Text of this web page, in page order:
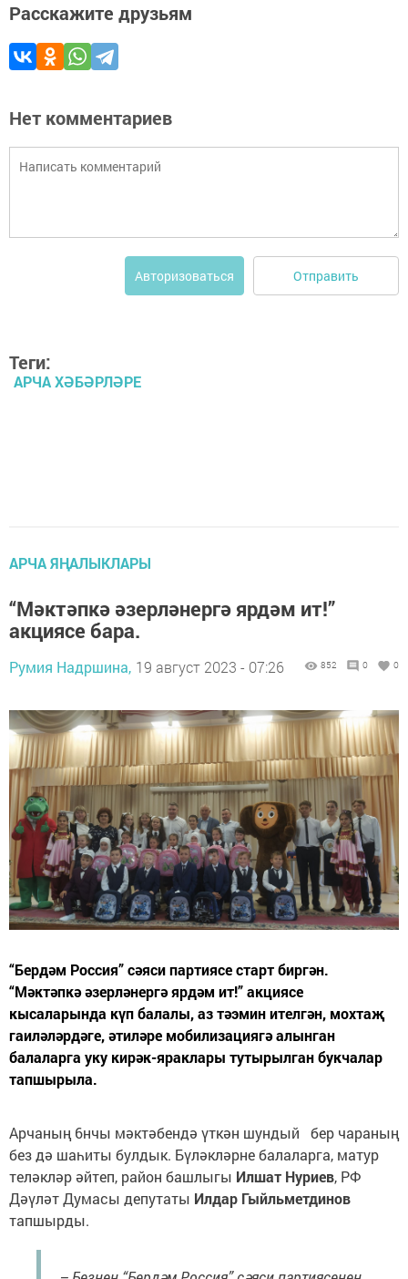
Расскажите друзьям
Нет комментариев
Авторизоваться Отправить
Теги:
АРЧА ХӘБӘРЛӘРЕ
АРЧА ЯҢАЛЫКЛАРЫ
“Мәктәпкә әзерләнергә ярдәм ит!”
акциясе бара.
Румия Надршина, 19 август 2023 - 07:26 852 0 0
“Бердәм Россия” сәяси партиясе старт биргән.
“Мәктәпкә әзерләнергә ярдәм ит!” акциясе
кысаларында күп балалы, аз тәэмин ителгән, мохтаҗ
гаиләләрдәге, әтиләре мобилизациягә алынган
балаларга уку кирәк-яраклары тутырылган букчалар
тапшырыла.
Арчаның 6нчы мәктәбендә үткән шундый бер чараның
без дә шаһиты булдык. Бүләкләрне балаларга, матур
теләкләр әйтеп, район башлыгы Илшат Нуриев, РФ
Дәүләт Думасы депутаты Илдар Гыйльметдинов
тапшырды.